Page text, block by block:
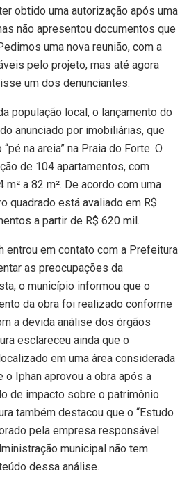
obtido uma autorização após uma
não apresentou documentos que
uma nova reunião, com a
pelo projeto, mas até agora
um dos denunciantes.
população local, o lançamento do
anunciado por imobiliárias, que
na areia” na Praia do Forte. O
de 104 apartamentos, com
a 82 m². De acordo com uma
quadrado está avaliado em R$
a partir de R$ 620 mil.
entrou em contato com a Prefeitura
as preocupações da
o município informou que o
da obra foi realizado conforme
a devida análise dos órgãos
esclareceu ainda que o
em uma área considerada
o Iphan aprovou a obra após a
de impacto sobre o patrimônio
também destacou que o “Estudo
pela empresa responsável
municipal não tem
dessa análise.